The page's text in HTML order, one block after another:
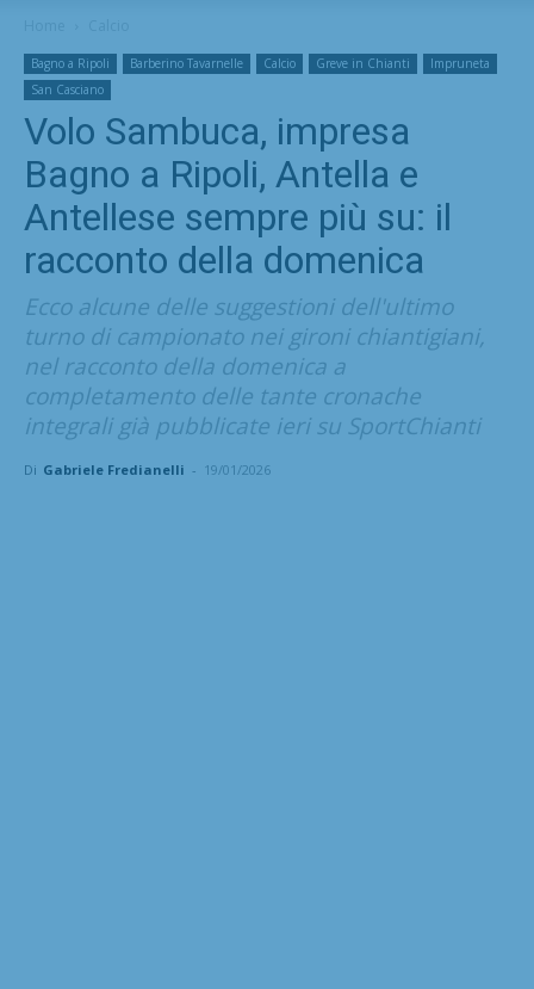
Bagno a Ripoli Barberino Tavarnelle Calcio Greve in Chianti
Impruneta
San Casciano
Volo Sambuca, impresa
Bagno a Ripoli, Antella e
Antellese sempre più su: il
racconto della domenica
Ecco alcune delle suggestioni dell'ultimo
turno di campionato nei gironi chiantigiani,
nel racconto della domenica a
completamento delle tante cronache
integrali già pubblicate ieri su SportChianti
Di Gabriele Fredianelli - 19/01/2026